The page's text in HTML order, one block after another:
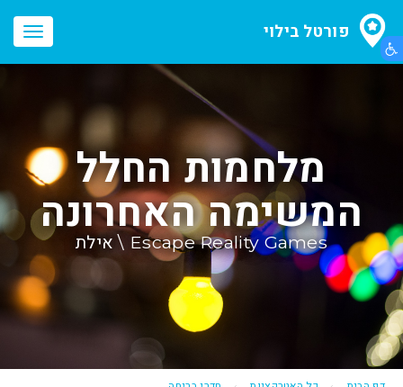
פורטל בילוי
מלחמות החלל
המשימה האחרונה
Escape Reality Games \ אילת
הצג תפריט נגישות